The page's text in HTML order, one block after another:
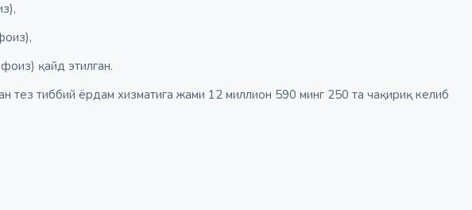
қайд этилган.
тез тиббий ёрдам хизматига жами 12 миллион 590 минг 250 та чақириқ келиб